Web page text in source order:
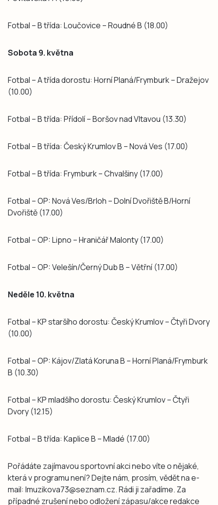
Fotbal – B třída: Loučovice – Roudné B (18.00)
Sobota 9. května
Fotbal – A třída dorostu: Horní Planá/Frymburk – Dražejov
(10.00)
Fotbal – B třída: Přídolí – Boršov nad Vltavou (13.30)
Fotbal – B třída: Český Krumlov B – Nová Ves (17.00)
Fotbal – B třída: Frymburk – Chvalšiny (17.00)
Fotbal – OP: Nová Ves/Brloh – Dolní Dvořiště B/Horní
Dvořiště (17.00)
Fotbal – OP: Lipno – Hraničář Malonty (17.00)
Fotbal – OP: Velešín/Černý Dub B – Větřní (17.00)
Neděle 10. května
Fotbal – KP staršího dorostu: Český Krumlov – Čtyři Dvory
(10.00)
Fotbal – OP: Kájov/Zlatá Koruna B – Horní Planá/Frymburk
B (10.30)
Fotbal – KP mladšího dorostu: Český Krumlov – Čtyři
Dvory (12.15)
Fotbal – B třída: Kaplice B – Mladé (17.00)
Pořádáte zajímavou sportovní akci nebo víte o nějaké,
která v programu není? Dejte nám, prosím, vědět na e-
mail: lmuzikova73@seznam.cz. Rádi ji zařadíme. Za
případné zrušení nebo odložení zápasu/akce redakce